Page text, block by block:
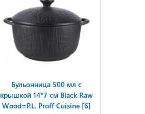
Бульонница 500 мл с
крышкой 14*7 см Black Raw
Wood=P.L. Proff Cuisine [6]